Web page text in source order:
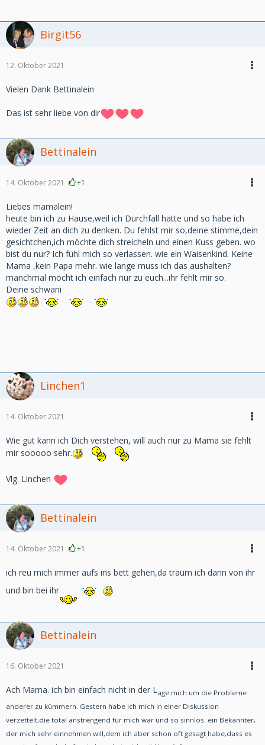
Birgit56
12. Oktober 2021
Vielen Dank Bettinalein
Das ist sehr liebe von dir
Bettinalein
14. Oktober 2021 +1
Liebes mamalein!
heute bin ich zu Hause,weil ich Durchfall hatte und so habe ich
wieder Zeit an dich zu denken. Du fehlst mir so,deine stimme,dein
gesichtchen,ich möchte dich streicheln und einen Kuss geben. wo
bist du nur? Ich fühl mich so verlassen. wie ein Waisenkind. Keine
Mama ,kein Papa mehr. wie lange muss ich das aushalten?
manchmal möcht ich einfach nur zu euch...ihr fehlt mir so.
Deine schwani
Linchen1
14. Oktober 2021
Wie gut kann ich Dich verstehen, will auch nur zu Mama sie fehlt
mir sooooo sehr.
Vlg. Linchen
Bettinalein
14. Oktober 2021 +1
ich reu mich immer aufs ins bett gehen,da träum ich dann von ihr
und bin bei ihr
Bettinalein
16. Oktober 2021
Ach Mama. ich bin einfach nicht in der Lage mich um die Probleme
anderer zu kümmern. Gestern habe ich mich in einer Diskussion
verzettelt,die total anstrengend für mich war und so sinnlos. ein Bekannter,
der mich sehr einnehmen will,dem ich aber schon oft gesagt habe,dass es